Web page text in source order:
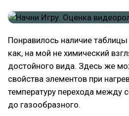
Понравилось наличие
как, на мой не химический
достойного вида. Здесь же
свойства элементов при
температуру перехода между
до газообразного.